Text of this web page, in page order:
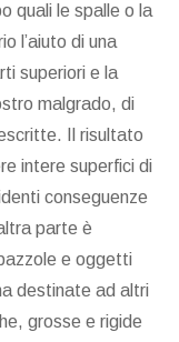
quali le spalle o la
l’aiuto di una
superiori e la
malgrado, di
Il risultato
intere superfici di
conseguenze
parte è
e oggetti
destinate ad altri
grosse e rigide